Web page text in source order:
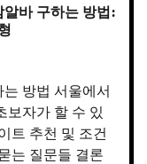
바 구하는 방법:
방법 서울에서
보자가 할 수 있
트 추천 및 조건
는 질문들 결론